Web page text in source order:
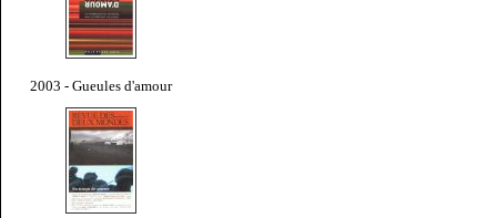
2003 - Gueules d'amour